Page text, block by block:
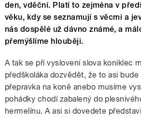
den, vděční. Platí to zejména v
věku, kdy se seznamují s věcmi a
nás dospělé už dávno známé, a
přemýšlíme hlouběji.
A tak se při vyslovení slova koniklec
předškoláka dozvědět, že to asi
přepravka na koně anebo musíme
pohádky chodí zabalený do
hermelínu. A asi si dovedete